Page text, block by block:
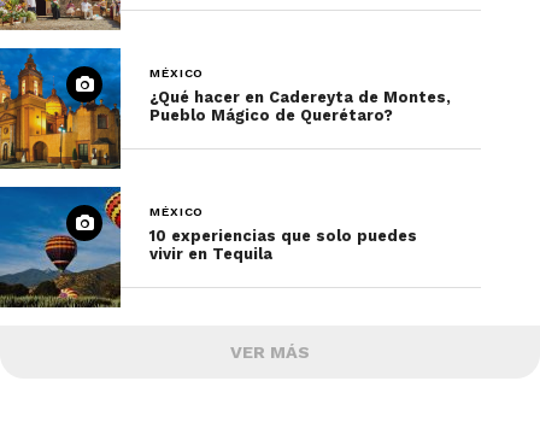
MÉXICO
¿Qué hacer en Cadereyta de Montes,
Pueblo Mágico de Querétaro?
MÉXICO
10 experiencias que solo puedes
vivir en Tequila
VER MÁS